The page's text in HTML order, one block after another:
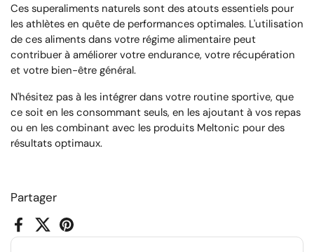
Partager
FacebookX (Twitter)Pinterest
Ces superaliments naturels sont des atouts essentiels pour
les athlètes en quête de performances optimales. L'utilisation
de ces aliments dans votre régime alimentaire peut
contribuer à améliorer votre endurance, votre récupération
et votre bien-être général.
N'hésitez pas à les intégrer dans votre routine sportive, que
ce soit en les consommant seuls, en les ajoutant à vos repas
ou en les combinant avec les produits Meltonic pour des
résultats optimaux.